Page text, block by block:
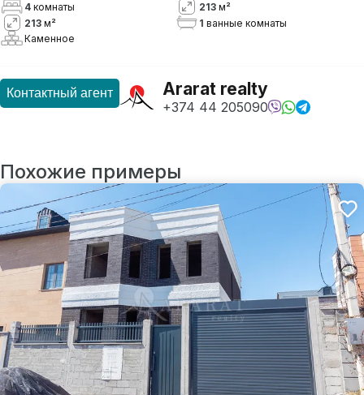
4 комнаты 213 м²
213 м² 1 ванные комнаты
Каменное
Контактный агент Ararat realty
+374 44 205090
Похожие примеры